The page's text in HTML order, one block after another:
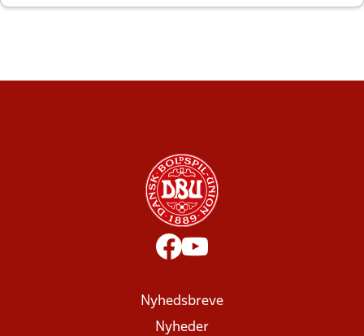
altid til efter kampe?
Nyhedsbreve
Nyheder